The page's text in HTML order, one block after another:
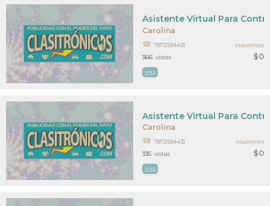
Carolina
$0
Asistente Virtual Para
7872594431
MAS
366 vistas
PR60107320
Carolina
$0
Asistente Virtual Para
7872594431
MAS
335 vistas
PR60107319